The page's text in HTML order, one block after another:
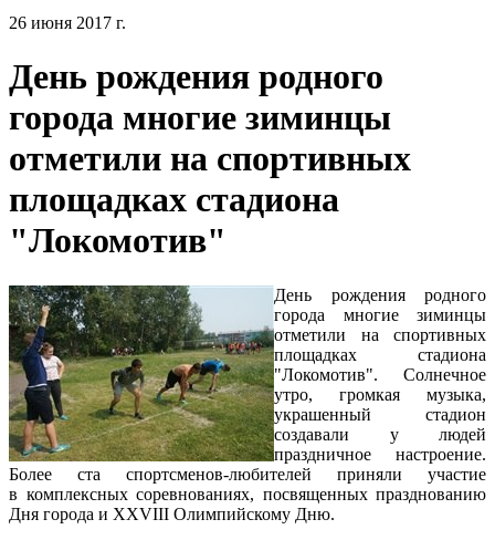
26 июня 2017 г.
День рождения родного
города многие зиминцы
отметили на спортивных
площадках стадиона
"Локомотив"
День рождения родного
города многие зиминцы
отметили на спортивных
площадках стадиона
"Локомотив". Солнечное
утро, громкая музыка,
украшенный стадион
создавали у людей
праздничное настроение.
Более ста спортсменов-любителей приняли участие
в комплексных соревнованиях, посвященных празднованию
Дня города и XXVIII Олимпийскому Дню.